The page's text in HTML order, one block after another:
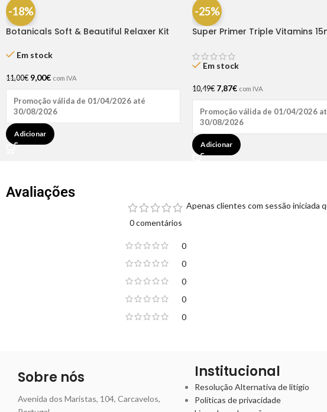
-18%
Botanicals Soft & Beautiful Relaxer Kit
Em stock
11,00€ 9,00€ com IVA
Promoção válida de 01/04/2026 até
30/08/2026
Adicionar
-25%
Super Primer Triple Vitamins
Em stock
10,49€ 7,87€ com IVA
Promoção válida de 01/04/2026
30/08/2026
Adicionar
Avaliações
0 comentários
0
0
0
0
0
Apenas clientes com sessão iniciada
Sobre nós
Avenida dos Maristas, 104, Carcavelos,
Institucional
Resolução Alternativa de litígio
Políticas de privacidade